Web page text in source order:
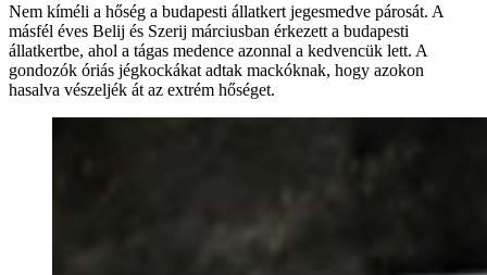
Nem kíméli a hőség a budapesti állatkert jegesmedve párosát. A
másfél éves Belij és Szerij márciusban érkezett a budapesti
állatkertbe, ahol a tágas medence azonnal a kedvencük lett. A
gondozók óriás jégkockákat adtak mackóknak, hogy azokon
hasalva vészeljék át az extrém hőséget.